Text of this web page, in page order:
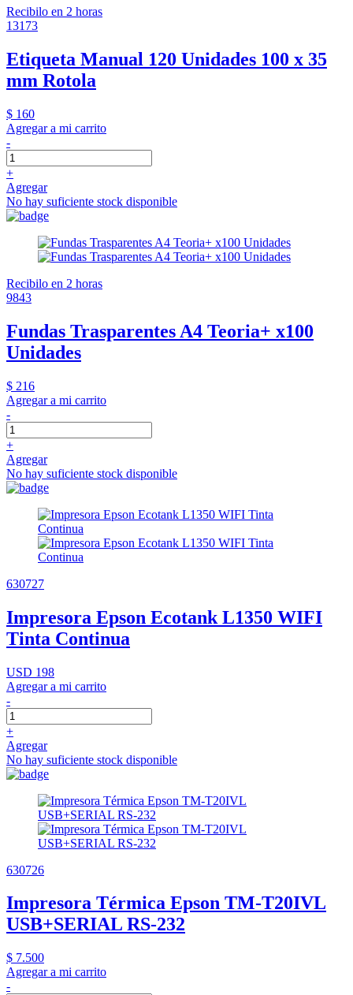
Recibilo en 2 horas
13173
Etiqueta Manual 120 Unidades 100 x 35
mm Rotola
$ 160
Agregar a mi carrito
-
+
Agregar
No hay suficiente stock disponible
Recibilo en 2 horas
9843
Fundas Trasparentes A4 Teoria+ x100
Unidades
$ 216
Agregar a mi carrito
-
+
Agregar
No hay suficiente stock disponible
630727
Impresora Epson Ecotank L1350 WIFI
Tinta Continua
USD 198
Agregar a mi carrito
-
+
Agregar
No hay suficiente stock disponible
630726
Impresora Térmica Epson TM-T20IVL
USB+SERIAL RS-232
$ 7.500
Agregar a mi carrito
-